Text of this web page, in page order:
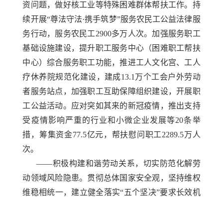
资问题，做好核工业等特殊困难群体帮扶工作。持
续开展“尊法守法·携手筑梦”服务农民工公益法律服
务行动，服务农民工2900多万人次。加强服务职工
基础设施建设，提升职工服务中心（困难职工帮扶
中心）综合服务职工功能，推进工人文化宫、工人
疗休养院规范化建设，建成13.1万个工会户外劳动
者服务站点，加强职工互助保障组织建设，开展职
工公益活动。应对突如其来的新冠疫情，推出支持
受疫情影响严重的行业和小微企业发展等20条举
措，筹集资金77.5亿元，帮扶慰问职工2289.5万人
次。
——积极构建和谐劳动关系，切实防范化解劳
动领域风险隐患。贯彻总体国家安全观，坚持维权
维稳相统一，建立健全落实“五个坚决”要求长效机